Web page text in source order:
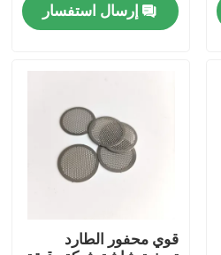
المقاوم للصدأ
للصدأ
للصدأ
إرسال استفسار
قوي محفور الطارد